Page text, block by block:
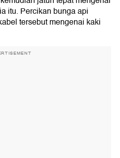
itu. Percikan bunga api
tersebut mengenai kaki